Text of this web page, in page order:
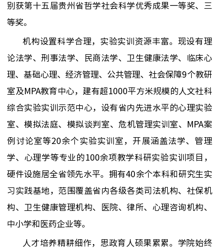
别获第十五届贵州省哲学社会科学优秀成果一等奖、三
等奖。
机构设置科学合理，实验实训资源丰富。 现设有理
论法学、刑事法学、 民商法学、卫生健康法学、 临床心
理、基础心理、经济管理、公共管理、社会保障9个教研
室及MPA教育中心，建有超1000平方米规模的人文社科
综合实验实训示范中心，设有省内先进水平的心理实验
室、模拟法庭、模拟谈判室、危机管理实训室、MPA案
例讨论室等20余个实验实训 室 ， 开展涵盖法学、管理
学、心理学等专业的100余项教学科研实验实训项目，
硬件设施居全省领先水平。拥有40余个本科和研究生实
习实践基地 ， 范围覆盖省内各级各类司法机构、社保机
构、卫生健康管理机构、医院、律所、心理咨询机构、
中小学和医药企业等。
人才培养精耕细作，思政育人硕果累累。学院始终